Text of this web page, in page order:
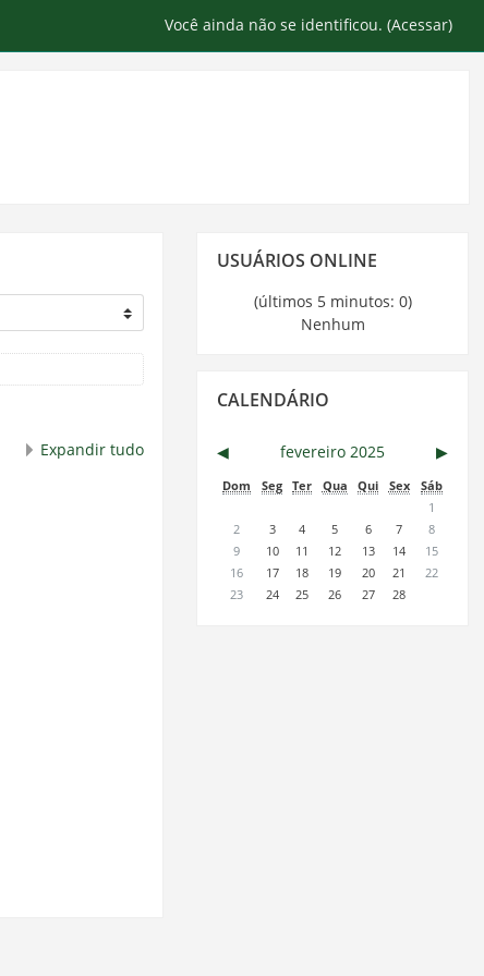
Você ainda não se identificou. (Acessar)
Expandir tudo
Usuários
USUÁRIOS ONLINE
(últimos 5 minutos: 0)
Nenhum
Calendário
CALENDÁRIO
◀︎ fevereiro 2025 ▶︎
Dom Seg Ter Qua Qui Sex
Sáb
1
2
3 4 5 6 7
8
9
10 11 12 13 14
15
16
17 18 19 20 21
22
23
24 25 26 27 28